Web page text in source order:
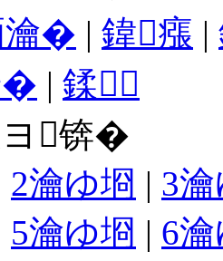
瀹� | 鍏瘬 |
� | 鍒
ヨ锛�
2瀹ゆ埛 | 3
5瀹ゆ埛 | 6